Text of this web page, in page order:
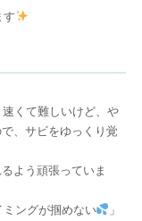
す
くて難しいけど、や
、サビをゆっくり覚
よう頑張っていま
ミングが掴めない
」